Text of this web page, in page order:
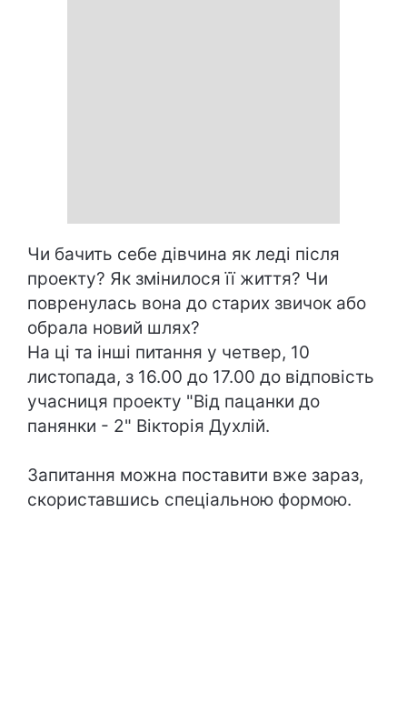
Чи бачить себе дівчина як леді після
проекту? Як змінилося її життя? Чи
повренулась вона до старих звичок або
обрала новий шлях?
На ці та інші питання у четвер, 10
листопада, з 16.00 до 17.00 до відповість
учасниця проекту "Від пацанки до
панянки - 2" Вікторія Духлій.
Запитання можна поставити вже зараз,
скориставшись спеціальною формою.